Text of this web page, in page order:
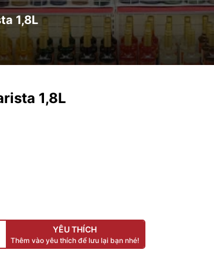
1,8L
1,8L
YÊU THÍCH
Thêm vào yêu thích để lưu lại bạn nhé!